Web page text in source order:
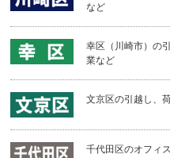
など
幸区（川崎市）の
業など
文京区の引越し、
千代田区のオフィ